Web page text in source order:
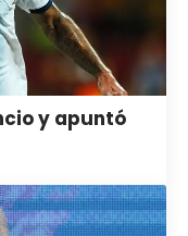
y apuntó